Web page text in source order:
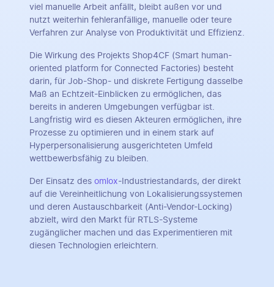
viel manuelle Arbeit anfällt, bleibt außen vor und
nutzt weiterhin fehleranfällige, manuelle oder teure
Verfahren zur Analyse von Produktivität und Effizienz.
Die Wirkung des Projekts Shop4CF (Smart human-
oriented platform for Connected Factories) besteht
darin, für Job-Shop- und diskrete Fertigung dasselbe
Maß an Echtzeit-Einblicken zu ermöglichen, das
bereits in anderen Umgebungen verfügbar ist.
Langfristig wird es diesen Akteuren ermöglichen, ihre
Prozesse zu optimieren und in einem stark auf
Hyperpersonalisierung ausgerichteten Umfeld
wettbewerbsfähig zu bleiben.
Der Einsatz des omlox-Industriestandards, der direkt
auf die Vereinheitlichung von Lokalisierungssystemen
und deren Austauschbarkeit (Anti-Vendor-Locking)
abzielt, wird den Markt für RTLS-Systeme
zugänglicher machen und das Experimentieren mit
diesen Technologien erleichtern.